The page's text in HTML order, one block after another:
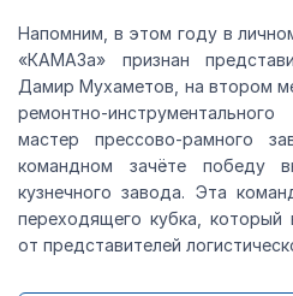
Напомним, в этом году в
«КАМАЗа» признан
Дамир Мухаметов, на втором
ремонтно-
мастер прессово-рамного
командном зачёте победу
кузнечного завода. Эта
переходящего кубка, который
от представителей